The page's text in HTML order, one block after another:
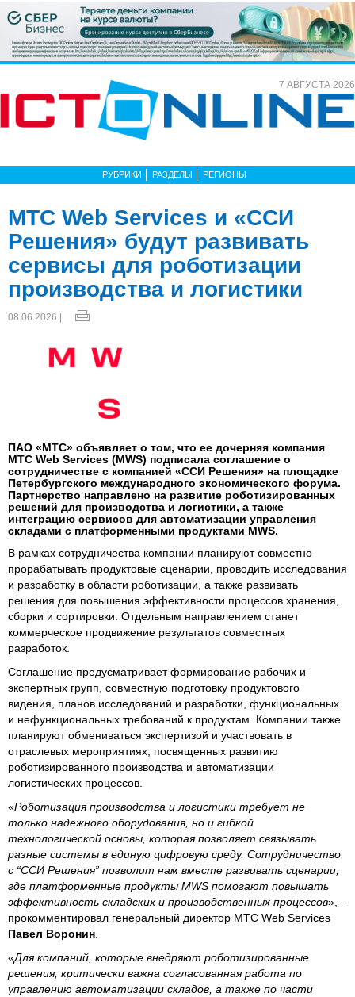
7 АВГУСТА 2026
РУБРИКИ РАЗДЕЛЫ РЕГИОНЫ
МТС Web Services и «ССИ
Решения» будут развивать
сервисы для роботизации
производства и логистики
08.06.2026 |
ПАО «МТС» объявляет о том, что ее дочерняя компания
МТС Web Services (MWS) подписала соглашение о
сотрудничестве с компанией «ССИ Решения» на площадке
Петербургского международного экономического форума.
Партнерство направлено на развитие роботизированных
решений для производства и логистики, а также
интеграцию сервисов для автоматизации управления
складами с платформенными продуктами MWS.
В рамках сотрудничества компании планируют совместно
прорабатывать продуктовые сценарии, проводить исследования
и разработку в области роботизации, а также развивать
решения для повышения эффективности процессов хранения,
сборки и сортировки. Отдельным направлением станет
коммерческое продвижение результатов совместных
разработок.
Соглашение предусматривает формирование рабочих и
экспертных групп, совместную подготовку продуктового
видения, планов исследований и разработки, функциональных
и нефункциональных требований к продуктам. Компании также
планируют обмениваться экспертизой и участвовать в
отраслевых мероприятиях, посвященных развитию
роботизированного производства и автоматизации
логистических процессов.
«Роботизация производства и логистики требует не
только надежного оборудования, но и гибкой
технологической основы, которая позволяет связывать
разные системы в единую цифровую среду. Сотрудничество
с “ССИ Решения” позволит нам вместе развивать сценарии,
где платформенные продукты MWS помогают повышать
эффективность складских и производственных процессов», –
прокомментировал генеральный директор МТС Web Services
Павел Воронин
«Для компаний, которые внедряют роботизированные
решения, критически важна согласованная работа по
управлению автоматизации складов, а также по части